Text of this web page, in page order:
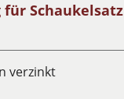
Schaukelsatz
verzinkt